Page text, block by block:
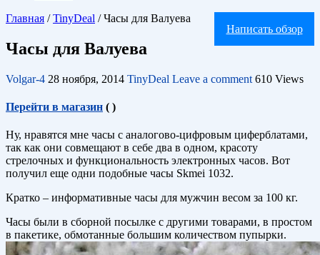
Написать обзор
Главная / TinyDeal / Часы для Валуева
Часы для Валуева
Volgar-4 28 ноября, 2014 TinyDeal Leave a comment 610 Views
Перейти в магазин ( )
Ну, нравятся мне часы с аналогово-цифровым циферблатами,
так как они совмещают в себе два в одном, красоту
стрелочных и функциональность электронных часов. Вот
получил еще одни подобные часы Skmei 1032.
Кратко – информативные часы для мужчин весом за 100 кг.
Часы были в сборной посылке с другими товарами, в простом
в пакетике, обмотанные большим количеством пупырки.